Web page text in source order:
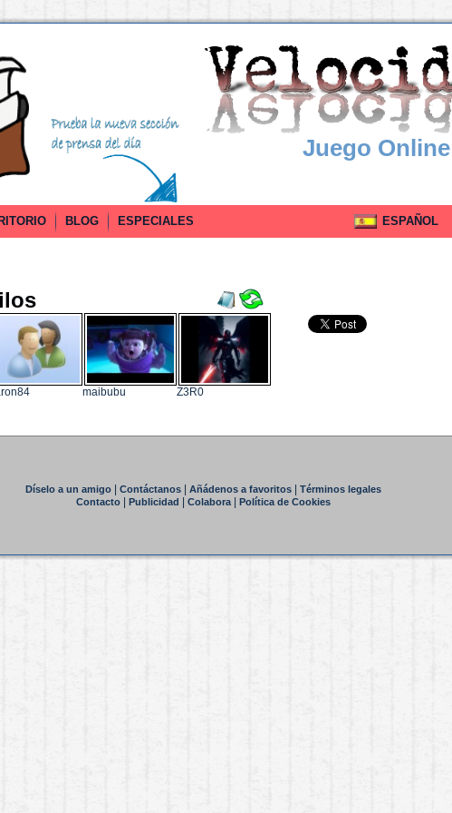
Juego
BLOG ESPECIALES ESPAÑOL
maibubu Z3R0
Díselo a un amigo| Contáctanos| Añádenos a favoritos|
Términos legales
Contacto| Publicidad Colabora| Política de Cookies